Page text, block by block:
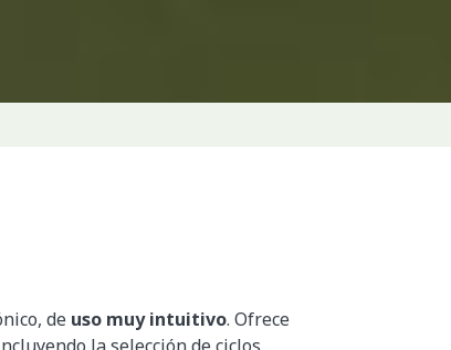
de uso muy intuitivo. Ofrece